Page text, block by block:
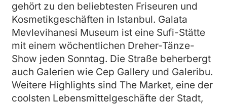
gehört zu den beliebtesten Friseuren und
Kosmetikgeschäften in Istanbul. Galata
Mevlevihanesi Museum ist eine Sufi-Stätte
mit einem wöchentlichen Dreher-Tänze-
Show jeden Sonntag. Die Straße beherbergt
auch Galerien wie Cep Gallery und Galeribu.
Weitere Highlights sind The Market, eine der
coolsten Lebensmittelgeschäfte der Stadt,